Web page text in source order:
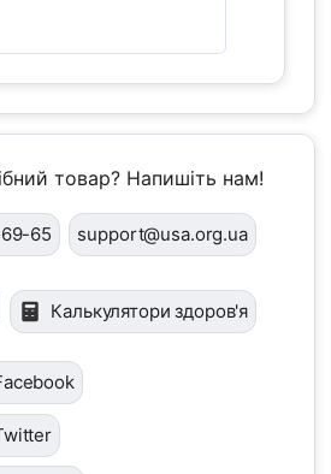
товар? Напишіть нам!
65 support@usa.org.ua
Калькулятори здоров'я